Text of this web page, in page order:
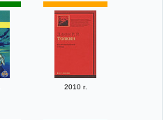
2010 г.